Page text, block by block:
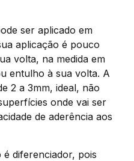
ser aplicado em
aplicação é pouco
volta, na medida em
entulho à sua volta. A
2 a 3mm, ideal, não
onde vai ser
de aderência aos
diferenciador, pois